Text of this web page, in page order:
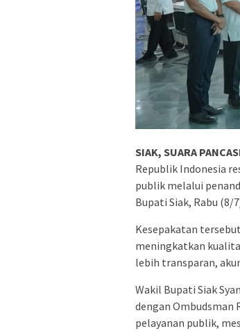
SIAK, SUARA
Republik Indonesia
publik melalui
Bupati Siak, Rabu (8/
Kesepakatan
meningkatkan
lebih transparan,
Wakil Bupati Siak
dengan
pelayanan publik,